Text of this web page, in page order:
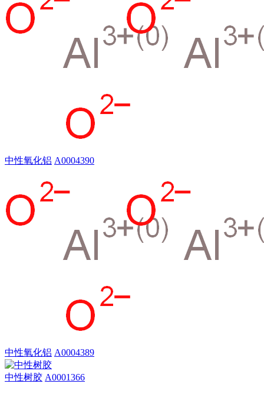
中性氧化铝 A0004390
中性氧化铝 A0004389
中性树胶 A0001366